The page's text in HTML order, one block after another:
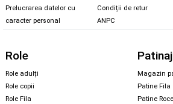
Prelucrarea datelor cu
caracter personal
Condiții de retur
ANPC
Role
Role adulți
Role copii
Role Fila
Patinaj
Magazin
Patine Fila
Patine